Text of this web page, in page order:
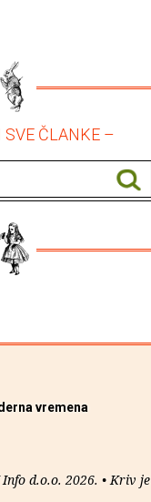
SVE ČLANKE –
vremena
d.o.o. 2026. • Kriv je